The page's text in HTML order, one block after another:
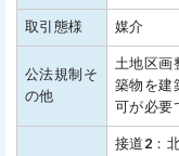
取引態様 媒介
公法規制そ
の他
土地区画
築物を建
可が必要
接道2：